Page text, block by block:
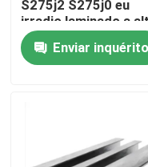
Excursão da fábrica
Contacte-nos
S275j2 S275j0 eu
irradio laminado a
temperatura
Enviar inquérito